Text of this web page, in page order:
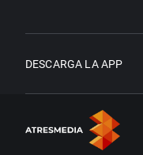
DESCARGA LA APP